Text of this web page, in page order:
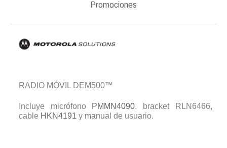
Promociones
RADIO MÓVIL DEM500™
Incluye micrófono PMMN4090, bracket RLN6466,
cable HKN4191 y manual de usuario.